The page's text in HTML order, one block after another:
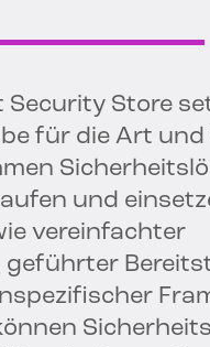
Security Store
für die Art und
und
vereinfachter